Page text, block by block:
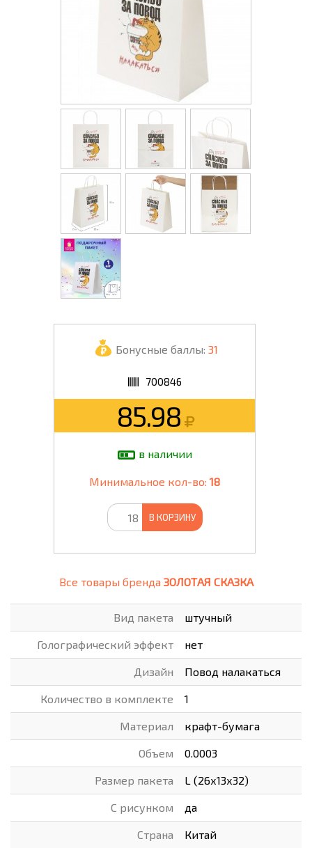
Бонусные баллы: 31
700846
85.98
в наличии
Минимальное кол-во: 18
В КОРЗИНУ
Все товары бренда ЗОЛОТАЯ СКАЗКА
Вид пакета штучный
Голографический эффект нет
Дизайн Повод налакаться
Количество в комплекте 1
Материал крафт-бумага
Объем 0.0003
Размер пакета L (26х13х32)
С рисунком да
Страна Китай